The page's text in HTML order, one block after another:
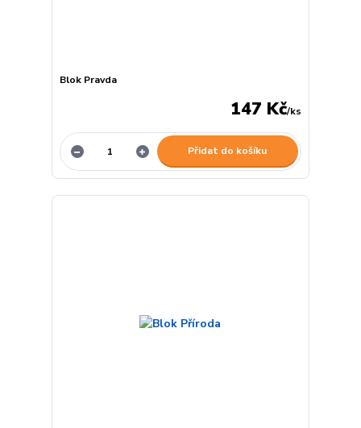
Blok Pravda
147 Kč/ks
Přidat do košíku